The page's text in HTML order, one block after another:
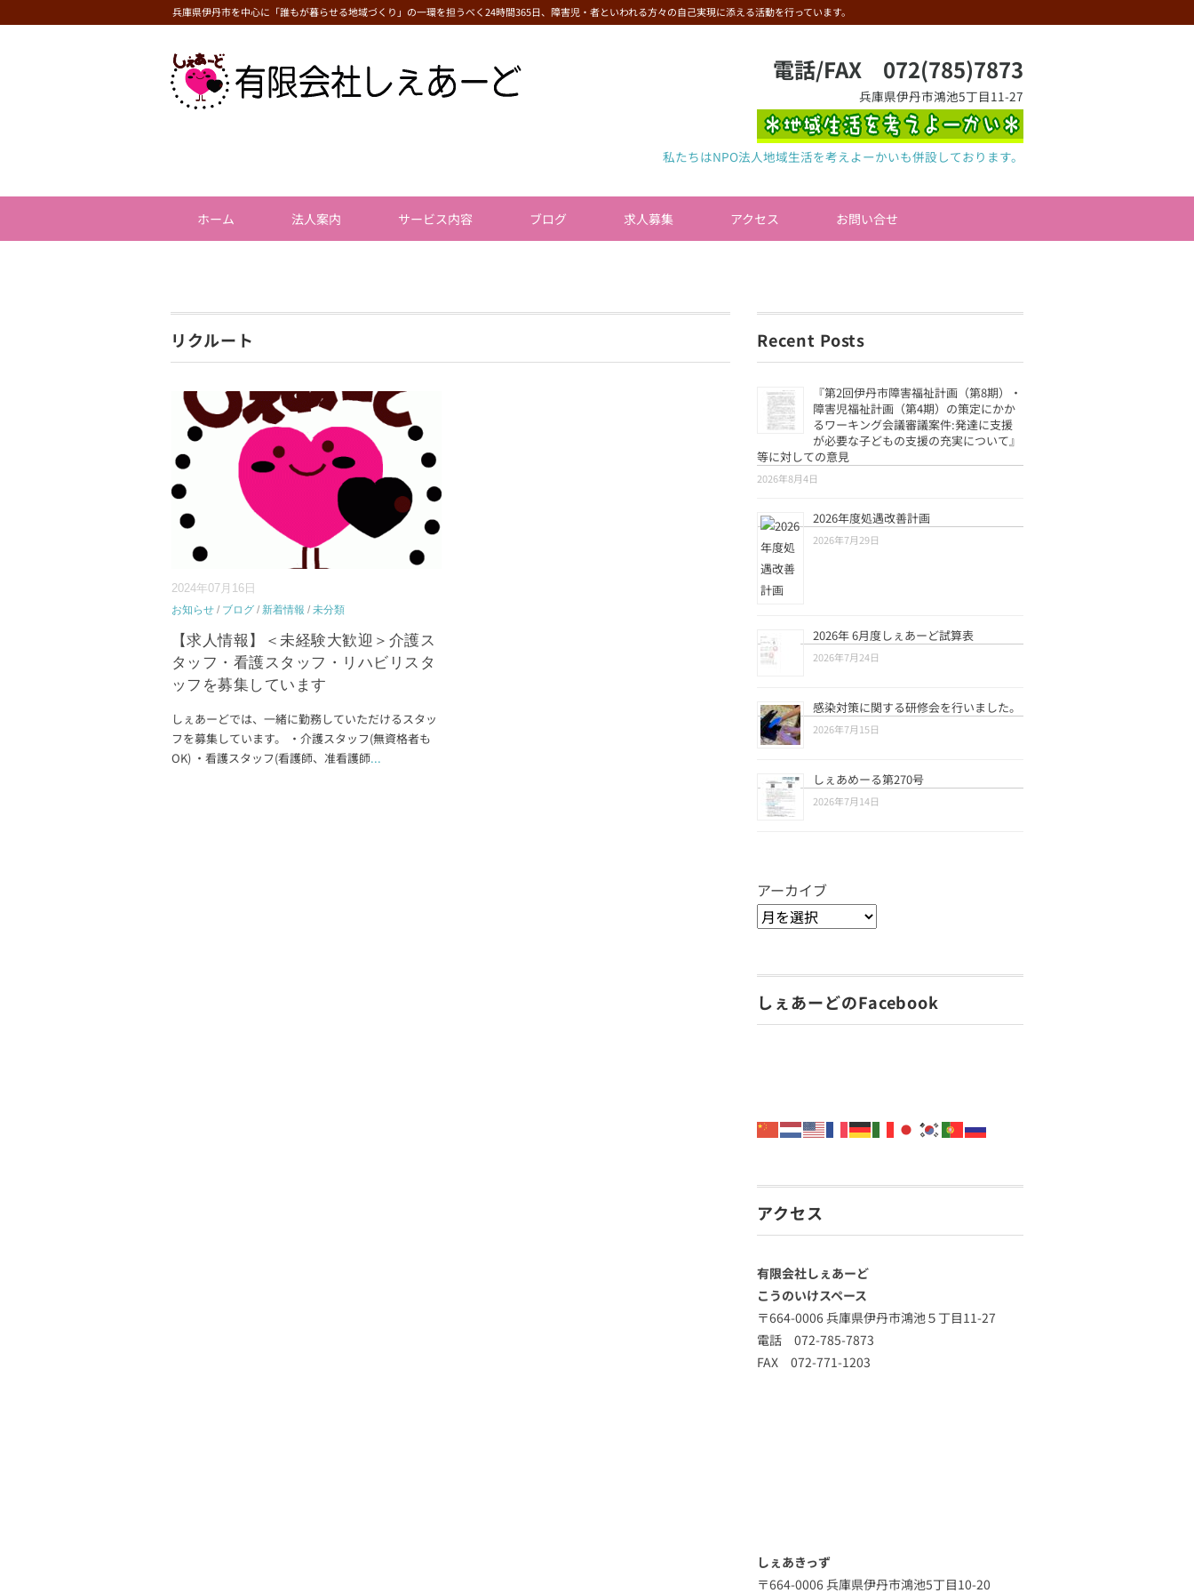
兵庫県伊丹市を中心に「誰もが暮らせる地域づくり」の一環を担うべく24時間365日、障害児・者といわれる方々の自己実現に添える活動を行っています。
電話/FAX 072(785)7873
兵庫県伊丹市鴻池5丁目11-27
私たちはNPO法人地域生活を考えよーかいも併設しております。
ホーム 法人案内 サービス内容 ブログ 求人募集 アクセス お問い合せ
リクルート
2024年07月16日
お知らせ/ ブログ/ 新着情報 / 未分類
【求人情報】＜未経験大歓迎＞介護ス
タッフ・看護スタッフ・リハビリスタ
ッフを募集しています
しぇあーどでは、一緒に勤務していただけるスタッ
フを募集しています。 ・介護スタッフ(無資格者も
OK) ・看護スタッフ(看護師、准看護師...
Recent Posts
『第2回伊丹市障害福祉計画（第8期）・
障害児福祉計画（第4期）の策定にかか
るワーキング会議審議案件:発達に支援
が必要な子どもの支援の充実について』
等に対しての意見
2026年8月4日
2026年度処遇改善計画
2026年7月29日
2026年 6月度しぇあーど試算表
2026年7月24日
感染対策に関する研修会を行いました。
2026年7月15日
しぇあめーる第270号
2026年7月14日
アーカイブ
しぇあーどのFacebook
アクセス
有限会社しぇあーど
こうのいけスペース
〒664-0006 兵庫県伊丹市鴻池５丁目11-27
電話 072-785-7873
FAX 072-771-1203
しぇあきっず
〒664-0006 兵庫県伊丹市鴻池5丁目10-20